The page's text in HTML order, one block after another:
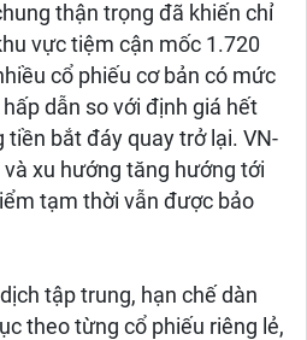
thận trọng đã khiến chỉ
vực tiệm cận mốc 1.720
cổ phiếu cơ bản có mức
dẫn so với định giá hết
tiền bắt đáy quay trở lại. VN-
xu hướng tăng hướng tới
tạm thời vẫn được bảo
tập trung, hạn chế dàn
theo từng cổ phiếu riêng lẻ,